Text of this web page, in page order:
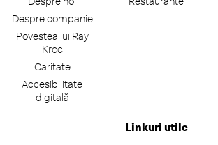
Despre companie
Povestea lui Ray
Kroc
Caritate
Accesibilitate
digitală
Linkuri utile